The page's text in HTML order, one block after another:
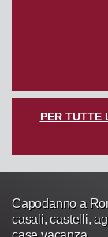
PER TUTTE
Capodanno a
casali, castelli,